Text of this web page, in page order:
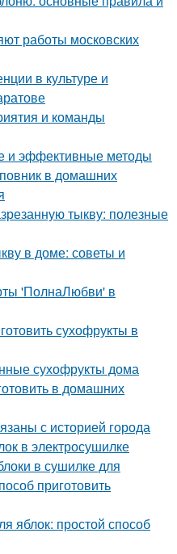
работы московских
в культуре и
и команды
и эффективные методы
в домашних
тыкву: полезные
в доме: советы и
'ПолнаЛюбви' в
сухофрукты в
сухофрукты дома
в домашних
с историей города
в электросушилке
в сушилке для
приготовить
яблок: простой способ